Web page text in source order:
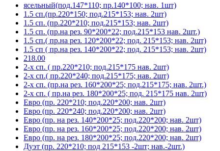
ясельный(под.147*110; пр.140*100; нав. 1шт)
1.5 сп.(пр.220*150; под.215*153; нав. 2шт)
1.5 сп. (пр.220*210; под.215*153; нав. 2шт)
1.5 сп. (пр.на рез. 90*200*22; под.215*153 нав. 2шт.)
1.5 сп.( пр.на рез. 120*200*22; под. 215*153; нав. 2шт)
1.5 сп ( пр.на рез. 140*200*22; под. 215*153; нав. 2шт)
218.00
2-х сп. ( пр.220*210; под.215*175 нав. 2шт)
2-х сп.( пр.220*240; под.215*175; нав. 2шт)
2-х сп. (пр.на рез. 160*200*25; под.215*175; нав. 2шт.)
2-х сп. ( пр.на рез. 180*200*25; под. 215*175 нав. 2шт)
Евро (пр. 220*210; под.220*200; нав. 2шт)
Евро (пр. 220*240; под.220*200; нав. 2шт)
Евро (пр. на рез. 140*200*25; под.220*200; нав. 2шт)
Евро (пр. на рез. 160*200*25; под.220*200; нав. 2шт)
Евро (пр. на рез. 180*200*25; под.220*200; нав. 2шт)
Дуэт (пр. 220*210; под 215*153 -2шт; нав.-2шт.)